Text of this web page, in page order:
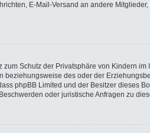
E-Mail-Versand an andere
Schutz der Privatsphäre von Kindern
des oder der
phpBB Limited und der Besitzer dieses
oder juristische Anfragen zu